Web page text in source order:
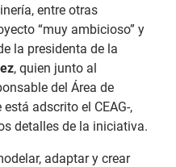
entre otras
“muy ambicioso” y
la presidenta de la
, quien junto al
del Área de
adscrito el CEAG-,
detalles de la iniciativa.
adaptar y crear